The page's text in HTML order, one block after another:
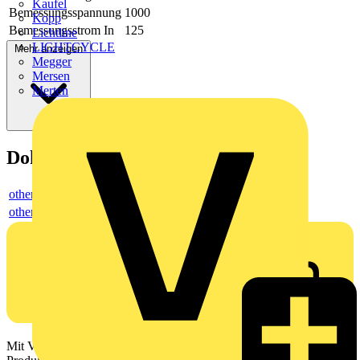
Kaufel
Kopp
Lichtline
LIGHTCYCLE
Megger
Mersen
Merten
Bemessungsspannung 1000
Bemessungsstrom In
125
Mehr anzeigen
Dokumente
others
others
Mit Voltimum erhalten Elektrofachkräfte Zugang zu Branchennews,